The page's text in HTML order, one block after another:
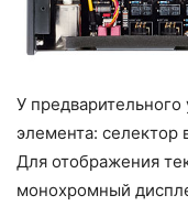
У
элемента: селектор
Для отображения
монохромный